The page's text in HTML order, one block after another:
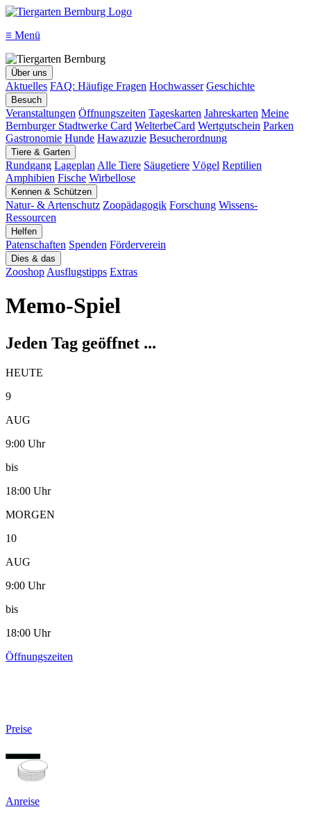
≡ Menü
Über uns
Aktuelles FAQ: Häufige Fragen Hochwasser Geschichte
Besuch
Veranstaltungen Öffnungszeiten Tageskarten Jahreskarten Meine
Bernburger Stadtwerke Card WelterbeCard Wertgutschein Parken
Gastronomie Hunde Hawazuzie Besucherordnung
Tiere & Garten
Rundgang Lageplan Alle Tiere Säugetiere Vögel Reptilien
Amphibien Fische Wirbellose
Kennen & Schützen
Natur- & Artenschutz Zoopädagogik Forschung Wissens-
Ressourcen
Helfen
Patenschaften Spenden Förderverein
Dies & das
Zooshop Ausflugstipps Extras
Memo-Spiel
Jeden Tag geöffnet ...
HEUTE
9
AUG
9:00 Uhr
bis
18:00 Uhr
MORGEN
10
AUG
9:00 Uhr
bis
18:00 Uhr
Öffnungszeiten
Preise
Anreise